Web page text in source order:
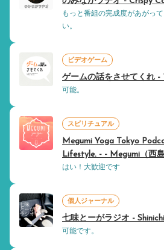
もっと番組の完成度があがっ
い。
ビデオゲーム
ゲームの話をさせてくれ -
可能。
スピリチュアル
Megumi Yoga Tokyo
Lifestyle. - - Megumi（西島
はい！大歓迎です
個人ジャーナル
七味とーがラジオ -
可能です。